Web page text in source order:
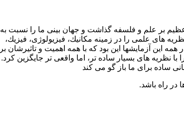
عظيم بر علم و فلسفه گذاشت و جهان بينى ما را نسبت به
هاى علمى را در زمينه مكانيك، فيزيولوژى، فيزيك،
اين آزمايشها اين بود كه با همه اهميت و تاثيرشان بر
نظريه هاى بسيار ساده تر، اما واقعى تر جايگزين كرد.
ساده براى ما باز گو مى كند
در راه باشد.